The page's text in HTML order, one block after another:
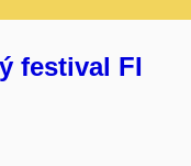
festival FI